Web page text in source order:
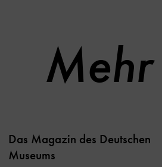
Das Magazin des Deutschen
Museums